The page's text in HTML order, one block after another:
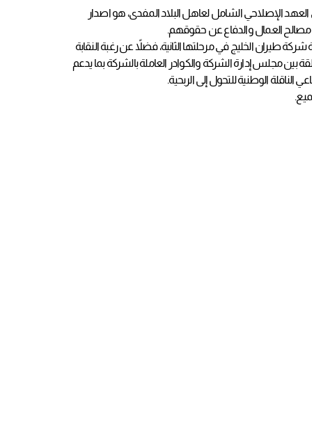
الإصلاحي الشامل لعاهل البلاد المفدى، هو اصدار
طيران الخليج في مرحلتها الثانية، فضلاً عن رغبة النقابة
مجلس إدارة الشركة والكوادر العاملة بالشركة بما يدعم
الوطنية للتحول إلى الربحية.